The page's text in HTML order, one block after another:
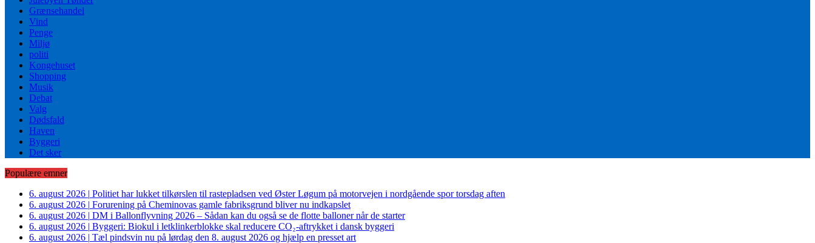
Grænsehandel
Vind
Penge
Miljø
politi
Kongehuset
Shopping
Musik
Debat
Valg
Dødsfald
Haven
Byggeri
Det sker
Populære emner
6. august 2026 | Politiet har lukket tilkørslen til rastepladsen ved Øster Løgum på motorvejen i nordgående spor torsdag aften
6. august 2026 | Forurening på Cheminovas gamle fabriksgrund bliver nu indkapslet
6. august 2026 | DM i Ballonflyvning 2026 – Sådan kan du også se de flotte balloner når de starter
6. august 2026 | Byggeri: Biokul i letklinkerblokke skal reducere CO₂-aftrykket i dansk byggeri
6. august 2026 | Tæl pindsvin nu på lørdag den 8. august 2026 og hjælp en presset art